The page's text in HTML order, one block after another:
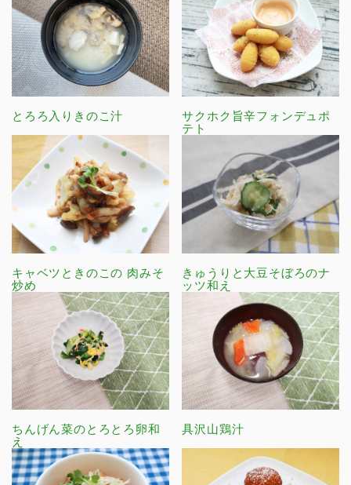
とろろ入りきのこ汁
サクホク旨辛フォンデュポ
テト
キャベツときのこの 肉みそ
炒め
きゅうりと大豆そぼろのナ
ッツ和え
ちんげん菜のとろとろ卵和
え
具沢山鶏汁